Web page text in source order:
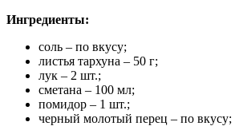
Ингредиенты:
соль – по вкусу;
листья тархуна – 50 г;
лук – 2 шт.;
сметана – 100 мл;
помидор – 1 шт.;
черный молотый перец – по вкусу;